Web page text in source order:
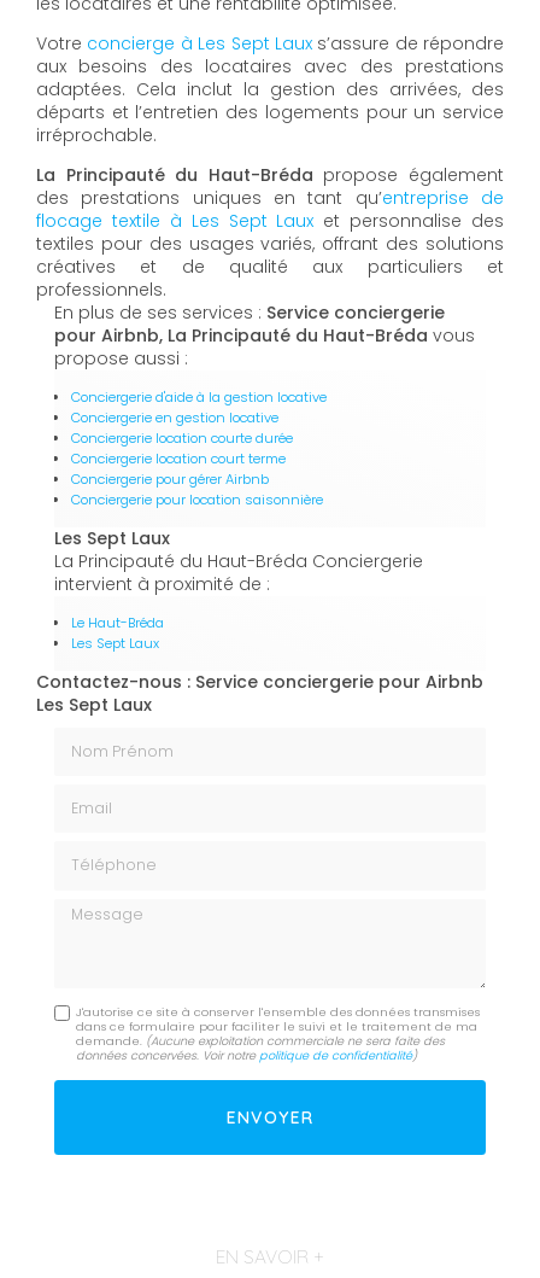
Votre concierge à Les Sept Lauxs’assure de répondre
aux besoins des locataires avec des prestations
adaptées. Cela inclut la gestion des arrivées, des
départs et l’entretien des logements pour un service
irréprochable.
La Principauté du Haut-Bréda propose également
des prestations uniques en tant qu’entreprise de
flocage textile à Les Sept Laux et personnalise des
textiles pour des usages variés, offrant des solutions
créatives et de qualité aux particuliers et
professionnels.
En plus de ses services : Service conciergerie
pour Airbnb, La Principauté du Haut-Bréda vous
propose aussi :
Conciergerie d'aide à la gestion locative
Conciergerie en gestion locative
Conciergerie location courte durée
Conciergerie location court terme
Conciergerie pour gérer Airbnb
Conciergerie pour location saisonnière
Les Sept Laux
La Principauté du Haut-Bréda Conciergerie
intervient à proximité de :
Le Haut-Bréda
Les Sept Laux
Contactez-nous : Service conciergerie pour Airbnb
Les Sept Laux
Message
J'autorise ce site à conserver l'ensemble des données transmises
dans ce formulaire pour faciliter le suivi et le traitement de ma
demande. (Aucune exploitation commerciale ne sera faite des
données concervées. Voir notre politique de confidentialité)
EN SAVOIR +